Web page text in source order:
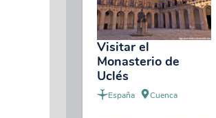
Visitar el
Monasterio de
Uclés
España Cuenca